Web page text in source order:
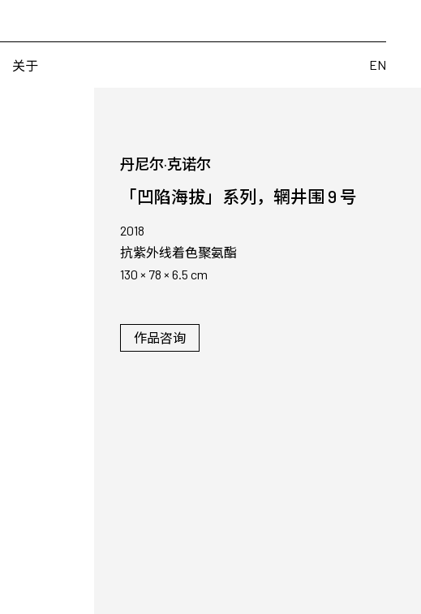
关于 EN
丹尼尔·克诺尔
「凹陷海拔」系列，辋井围 9 号
2018
抗紫外线着色聚氨酯
130 × 78 × 6.5 cm
作品咨询